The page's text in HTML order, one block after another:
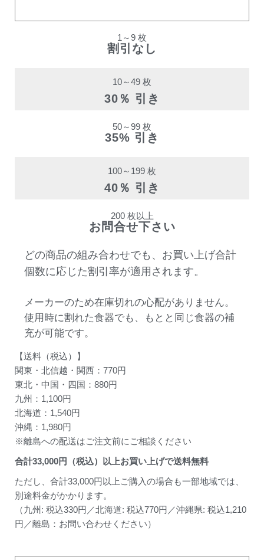
1～9 枚
割引なし
10～49 枚
30％ 引き
50～99 枚
35% 引き
100～199 枚
40％ 引き
200 枚以上
お問合せ下さい
どの商品の組み合わせでも、お買い上げ合計
個数に応じた割引率が適用されます。
メーカーのため在庫切れの心配がありません。
使用時に割れた食器でも、もとと同じ食器の補
充が可能です。
【送料（税込）】
関東・北信越・関西：770円
東北・中国・四国：880円
九州：1,100円
北海道：1,540円
沖縄：1,980円
※離島への配送はご注文前にご相談ください
合計33,000円（税込）以上お買い上げで送料無料
ただし、合計33,000円以上ご購入の場合も一部地域では、
別途料金がかかります。
（九州: 税込330円／北海道: 税込770円／沖縄県: 税込1,210
円／離島：お問い合わせください）